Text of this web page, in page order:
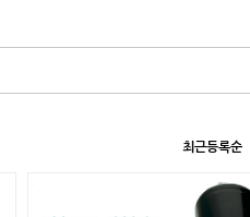
최근등록순